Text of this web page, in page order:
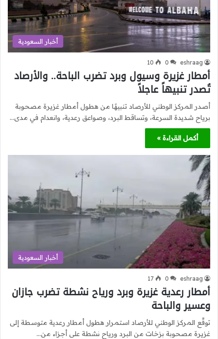
أخبار السعودية
eshraag
0
10
أمطار غزيرة وسيول وبرد تضرب الباحة.. والأرصاد
تُصدر تنبيهاً عاجلاً
أصدر المركز الوطني للأرصاد تنبيهًا من هطول أمطار غزيرة مصحوبة
برياح شديدة السرعة، وتساقط البرد، وصواعق رعدية، وانعدام في مدى…
أكمل القراءة »
أخبار السعودية
eshraag
0
17
أمطار رعدية غزيرة وبرد ورياح نشطة تضرب جازان
وعسير والباحة
توقّع المركز الوطني للأرصاد استمرار هطول أمطار رعدية متوسطة إلى
غزيرة مصحوبة بزخات من البرد ورياح نشطة على أجزاء من…